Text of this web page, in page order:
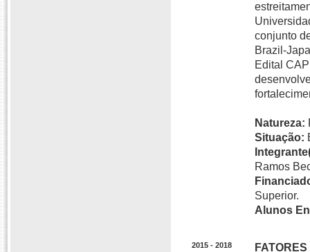
conjunto
Brazil-
Edital
Natureza:
Situação:
Ramos
Superior.
Alunos
2015 - 2018